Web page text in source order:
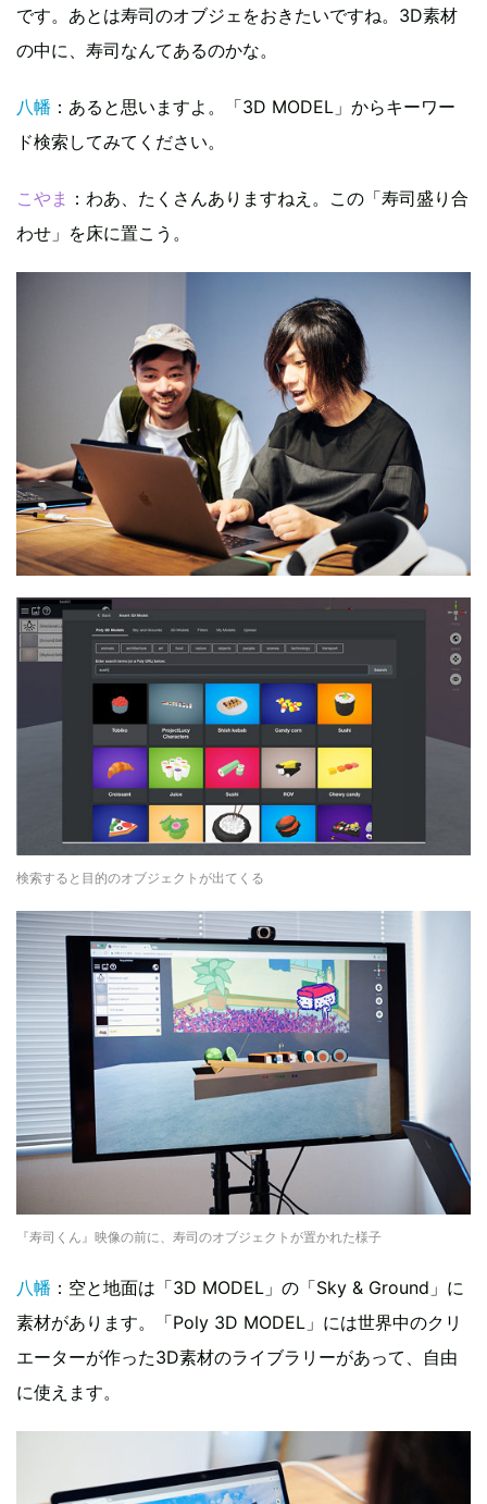
です。あとは寿司のオブジェをおきたいですね。3D素材
の中に、寿司なんてあるのかな。
八幡 ：あると思いますよ。「3D MODEL」からキーワー
ド検索してみてください。
こやま ：わあ、たくさんありますねえ。この「寿司盛り合
わせ」を床に置こう。
検索すると目的のオブジェクトが出てくる
『寿司くん』映像の前に、寿司のオブジェクトが置かれた様子
八幡 ：空と地面は「3D MODEL」の「Sky & Ground」に
素材があります。「Poly 3D MODEL」には世界中のクリ
エーターが作った3D素材のライブラリーがあって、自由
に使えます。